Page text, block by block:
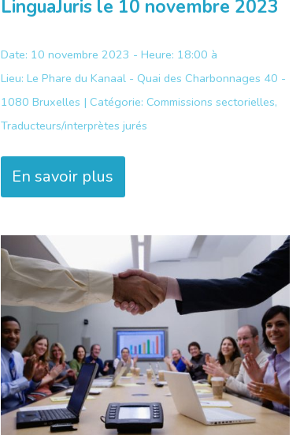
LinguaJuris le 10 novembre 2023
Date: 10 novembre 2023 - Heure: 18:00 à
Lieu: Le Phare du Kanaal - Quai des Charbonnages 40 -
1080 Bruxelles | Catégorie: Commissions sectorielles,
Traducteurs/interprètes jurés
En savoir plus